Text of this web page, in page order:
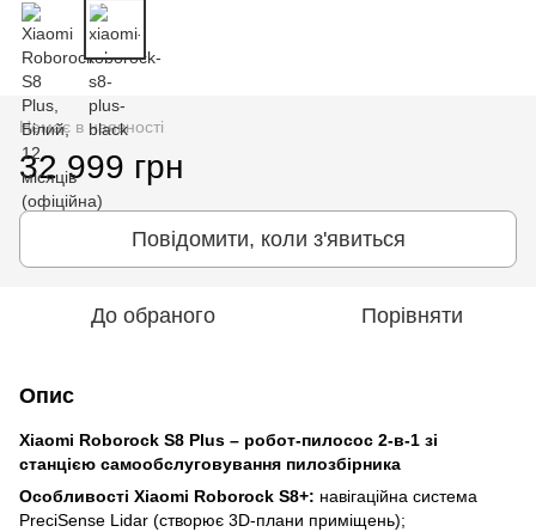
Немає в наявності
32 999 грн
Повідомити, коли з'явиться
До обраного Порівняти
Опис
Xiaomi Roborock S8 Plus – робот-пилосос 2-в-1 зі
станцією самообслуговування пилозбірника
Особливості Xiaomi Roborock S8+: навігаційна система
PreciSense Lidar (створює 3D-плани приміщень);